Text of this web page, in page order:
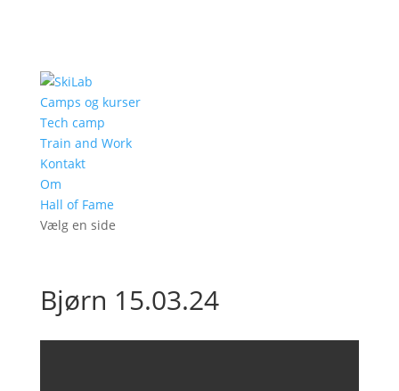
Camps og kurser
Tech camp
Train and Work
Kontakt
Om
Hall of Fame
Vælg en side
Bjørn 15.03.24